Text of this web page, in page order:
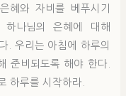
혜와 자비를 베푸시기
하나님의 은혜에 대해
. 우리는 아침에 하루의
준비되도록 해야 한다.
하루를 시작하라.